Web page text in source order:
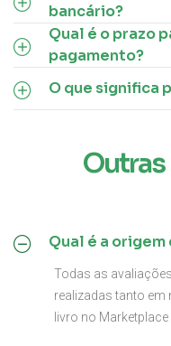
bancário?
Qual é o prazo
pagamento?
O que significa
Qual é a
Todas as
realizadas tanto em
livro no Marketplace